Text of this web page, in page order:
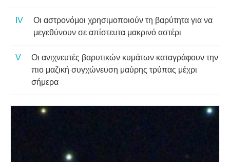
Οι αστρονόμοι χρησιμοποιούν τη βαρύτητα για να
μεγεθύνουν σε απίστευτα μακρινό αστέρι
Οι ανιχνευτές βαρυτικών κυμάτων καταγράφουν την
πιο μαζική συγχώνευση μαύρης τρύπας μέχρι
σήμερα